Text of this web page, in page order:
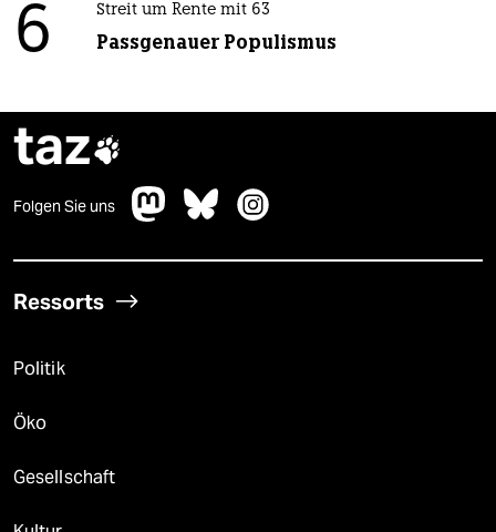
6 Streit um Rente mit 63
Passgenauer Populismus
taz
Folgen Sie uns
Ressorts
Politik
Öko
Gesellschaft